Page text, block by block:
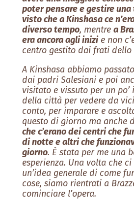
poter pensare e gestire
visto che a Kinshasa ce
diverso tempo, mentre a
era ancora agli inizie non
centro gestito dai frati dello
A Kinshasa abbiamo
dai padri Salesiani e poi
visitato e vissuto per un
della città per vedere da
conto, per imparare e
questo di giorno ma anche
che c’erano dei centri che
di notte e altri che
giorno. È stata per me una
esperienza. Una volta che
un’idea generale di come
cose, siamo rientrati a
cominciare l’opera.